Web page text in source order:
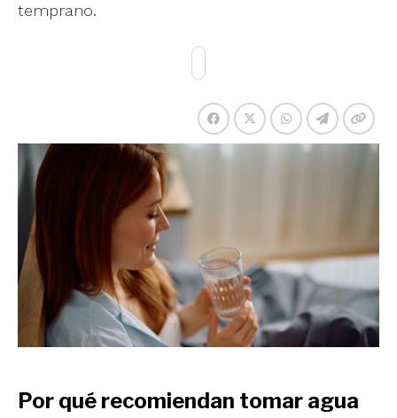
temprano.
Por qué recomiendan tomar agua